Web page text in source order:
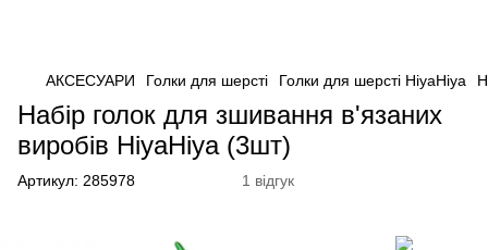
АКСЕСУАРИ Голки для шерсті Голки для шерсті HiyaHiya
Набір голок для зшивання в'язаних
виробів HiyaHiya (3шт)
Артикул: 285978 1 відгук